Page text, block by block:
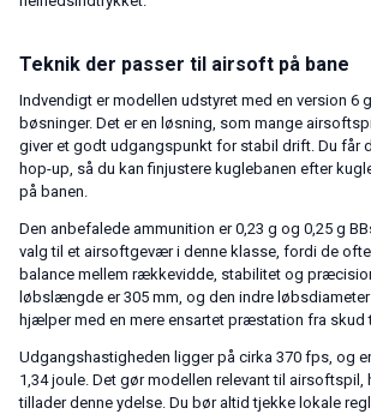
Teknik der passer til airsoft på bane
Indvendigt er modellen udstyret med en version 6
bøsninger. Det er en løsning, som mange
giver et godt udgangspunkt for stabil drift. Du får
hop-up, så du kan finjustere kuglebanen efter
på banen.
Den anbefalede ammunition er 0,23 g og 0,25 g
valg til et airsoftgevær i denne klasse, fordi de
balance mellem rækkevidde, stabilitet og
løbslængde er 305 mm, og den indre løbsdiameter
hjælper med en mere ensartet præstation fra skud
Udgangshastigheden ligger på cirka 370 fps, og
1,34 joule. Det gør modellen relevant til airsoftspil,
tillader denne ydelse. Du bør altid tjekke lokale